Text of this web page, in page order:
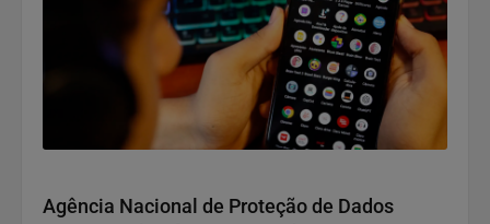
Agência Nacional de Proteção de Dados